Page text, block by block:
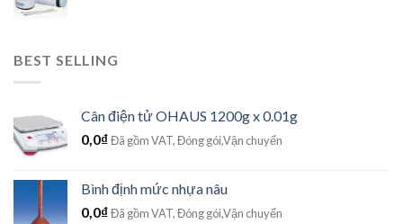
BEST SELLING
Cân điện tử OHAUS 1200g x 0.01g
0,0₫Đã gồm VAT, Đóng gói,Vận chuyển
Bình định mức nhựa nâu
0,0₫Đã gồm VAT, Đóng gói,Vận chuyển